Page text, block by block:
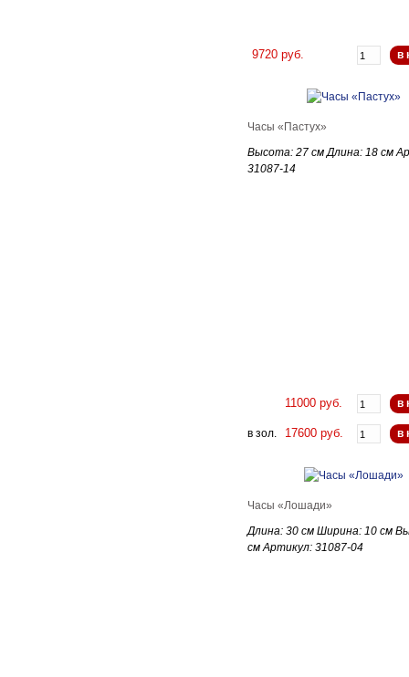
9720 руб. в
Часы «Пастух»
Высота: 27 см Длина: 18 см
31087-14
11000 руб. в
в зол. 17600 руб. в
Часы «Лошади»
Длина: 30 см Ширина: 10 см
см Артикул: 31087-04